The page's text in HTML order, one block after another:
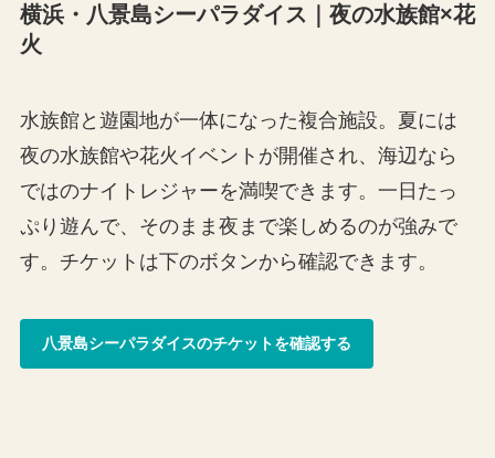
横浜・八景島シーパラダイス｜夜の水族館×花
火
水族館と遊園地が一体になった複合施設。夏には
夜の水族館や花火イベントが開催され、海辺なら
ではのナイトレジャーを満喫できます。一日たっ
ぷり遊んで、そのまま夜まで楽しめるのが強みで
す。チケットは下のボタンから確認できます。
八景島シーパラダイスのチケットを確認する